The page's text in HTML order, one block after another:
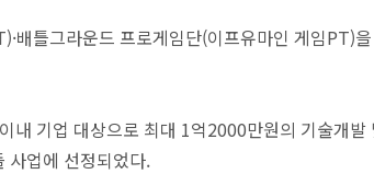
배틀그라운드 프로게임단(이프유마인 게임PT)
기업 대상으로 최대 1억2000만원의 기술개
사업에 선정되었다.